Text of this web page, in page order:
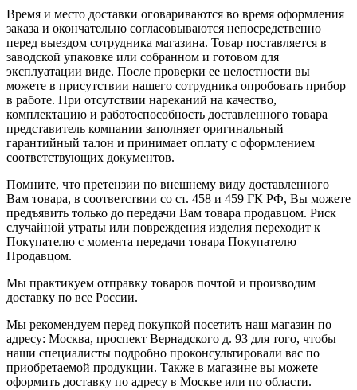
Время и место доставки оговариваются во время оформления
заказа и окончательно согласовываются непосредственно
перед выездом сотрудника магазина. Товар поставляется в
заводской упаковке или собранном и готовом для
эксплуатации виде. После проверки ее целостности вы
можете в присутствии нашего сотрудника опробовать прибор
в работе. При отсутствии нареканий на качество,
комплектацию и работоспособность доставленного товара
представитель компании заполняет оригинальный
гарантийный талон и принимает оплату с оформлением
соответствующих документов.
Помните, что претензии по внешнему виду доставленного
Вам товара, в соответствии со ст. 458 и 459 ГК РФ, Вы можете
предъявить только до передачи Вам товара продавцом. Риск
случайной утраты или повреждения изделия переходит к
Покупателю с момента передачи товара Покупателю
Продавцом.
Мы практикуем отправку товаров почтой и производим
доставку по все России.
Мы рекомендуем перед покупкой посетить наш магазин по
адресу: Москва, проспект Вернадского д. 93 для того, чтобы
наши специалисты подробно проконсультировали вас по
приобретаемой продукции. Также в магазине вы можете
оформить доставку по адресу в Москве или по области.